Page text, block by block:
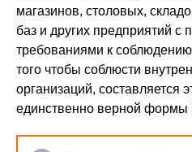
магазинов, столовых,
баз и других предприятий
требованиями к
того чтобы соблюсти
организаций, составляется
единственно верной формы